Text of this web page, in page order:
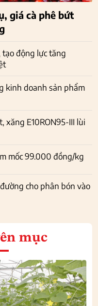
giá cà phê bứt
động lực tăng
kinh doanh sản phẩm
xăng E10RON95-III lùi
mốc 99.000 đồng/kg
cho phân bón vào
mục